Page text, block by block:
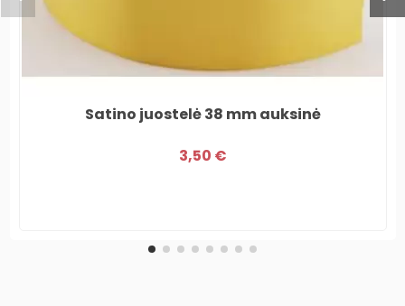
Satino juostelė 38 mm auksinė
3,50 €